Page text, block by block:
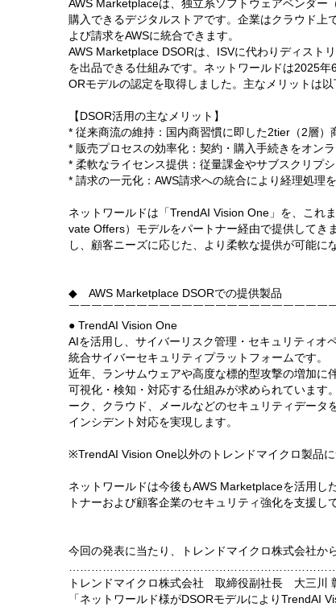
AWS Marketplaceは、独立系ソフトウェアベンダー
購入できるデジタルストアです。企業はクラウド上
よび請求をAWSに統合できます。
AWS Marketplace DSORは、ISVに代わりディスト
を出品できる仕組みです。ネットワールドは2025
ORモデルの認定を取得しました。主なメリットは以
【DSOR活用の主なメリット】
* 従来商流の維持：国内商習慣に即した2tier（2層）
* 販売プロセスの効率化：契約・購入手続きをオン
* 柔軟なライセンス提供：従量課金やサブスクリプ
* 請求の一元化：AWS請求への統合により経理処理
ネットワールドは「TrendAI Vision One」を、これ
vate Offers）モデルをパートナー経由で提供してき
し、顧客ニーズに応じた、より柔軟な提供が可能に
◆ AWS Marketplace DSORでの提供製品
￣￣￣￣￣￣￣￣￣￣￣￣￣￣￣￣￣￣￣￣￣￣￣
● TrendAI Vision One
AIを活用し、サイバーリスク管理・セキュリティオ
統合サイバーセキュリティプラットフォームです。
近年、ランサムウェアや高度な標的型攻撃の増加に
可視化・検知・対応する仕組みが求められています
ーク、クラウド、メールなどのセキュリティデー
インシデント対応を実現します。
※TrendAI Vision One以外のトレンドマイクロ製品に
ネットワールドは今後もAWS Marketplaceを活用
トナーおよび顧客企業のセキュリティ強化を支援し
今回の発表に当たり、トレンドマイクロ株式会社か
トレンドマイクロ株式会社 取締役副社長 大三川
「ネットワールド様がDSORモデルによりTrendAI